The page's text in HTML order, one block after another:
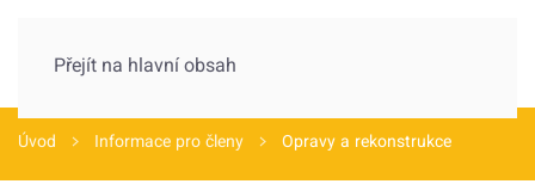
Přejít na hlavní obsah
Úvod Informace pro členy Opravy a rekonstrukce